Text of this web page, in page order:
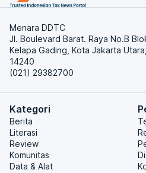
Menara DDTC
Jl. Boulevard Barat. Raya No.B
Kelapa Gading, Kota Jakarta
14240
(021) 29382700
Kategori
Berita
Literasi
Review
Komunitas
Data & Alat